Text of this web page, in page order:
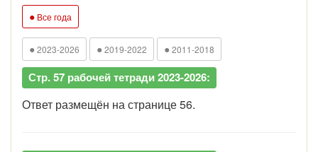
● Все года
● 2023-2026 ● 2019-2022 ● 2011-2018
Стр. 57 рабочей тетради 2023-2026:
Ответ размещён на странице 56.